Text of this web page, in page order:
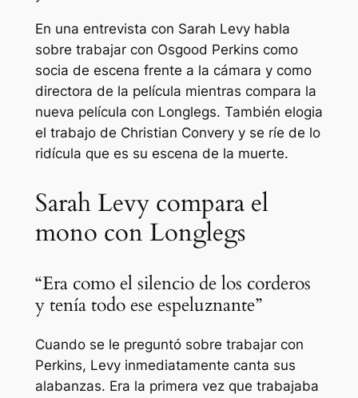
En una entrevista con Sarah Levy habla
sobre trabajar con Osgood Perkins como
socia de escena frente a la cámara y como
directora de la película mientras compara la
nueva película con Longlegs. También elogia
el trabajo de Christian Convery y se ríe de lo
ridícula que es su escena de la muerte.
Sarah Levy compara el
mono con Longlegs
“Era como el silencio de los corderos
y tenía todo ese espeluznante”
Cuando se le preguntó sobre trabajar con
Perkins, Levy inmediatamente canta sus
alabanzas. Era la primera vez que trabajaba